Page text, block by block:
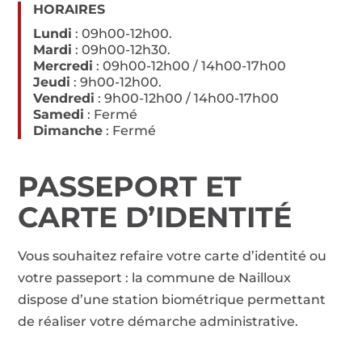
HORAIRES
Lundi : 09h00-12h00.
Mardi : 09h00-12h30.
Mercredi : 09h00-12h00 / 14h00-17h00
Jeudi : 9h00-12h00.
Vendredi : 9h00-12h00 / 14h00-17h00
Samedi : Fermé
Dimanche : Fermé
PASSEPORT ET
CARTE D’IDENTITÉ
Vous souhaitez refaire votre carte d’identité ou
votre passeport : la commune de Nailloux
dispose d’une station biométrique permettant
de réaliser votre démarche administrative.